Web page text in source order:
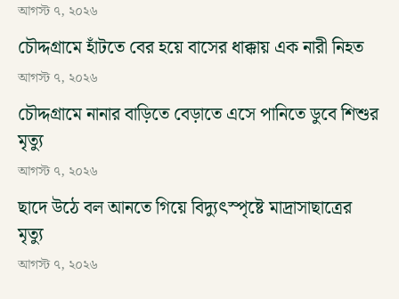
আগস্ট ৭, ২০২৬
চৌদ্দগ্রামে হাঁটতে বের হয়ে বাসের ধাক্কায় এক নারী নিহত
আগস্ট ৭, ২০২৬
চৌদ্দগ্রামে নানার বাড়িতে বেড়াতে এসে পানিতে ডুবে শিশুর
মৃত্যু
আগস্ট ৭, ২০২৬
ছাদে উঠে বল আনতে গিয়ে বিদ্যুৎস্পৃষ্টে মাদ্রাসাছাত্রের
মৃত্যু
আগস্ট ৭, ২০২৬